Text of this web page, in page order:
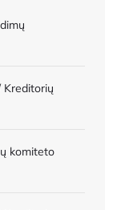
komiteto